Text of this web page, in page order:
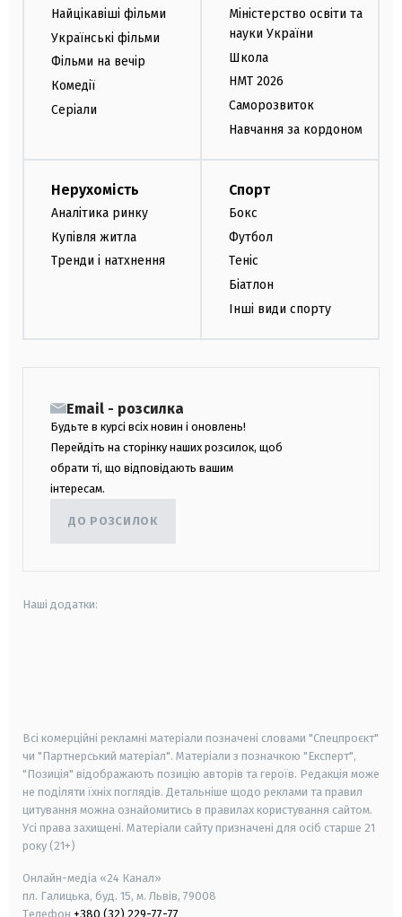
Найцікавіші фільми
Українські фільми
Фільми на вечір
Комедії
Серіали
Міністерство освіти та
науки України
Школа
НМТ 2026
Саморозвиток
Навчання за кордоном
Нерухомість
Аналітика ринку
Купівля житла
Тренди і натхнення
Спорт
Бокс
Футбол
Теніс
Біатлон
Інші види спорту
Email - розсилка
Будьте в курсі всіх новин і оновлень!
Перейдіть на сторінку наших розсилок, щоб
обрати ті, що відповідають вашим
інтересам.
ДО РОЗСИЛОК
Наші додатки:
Всі комерційні рекламні матеріали позначені словами "Спецпроєкт"
чи "Партнерський матеріал". Матеріали з позначкою "Експерт",
"Позиція" відображають позицію авторів та героїв. Редакція може
не поділяти їхніх поглядів. Детальніше щодо реклами та правил
цитування можна ознайомитись в правилах користування сайтом.
Усі права захищені. Матеріали сайту призначені для осіб старше 21
року (21+)
Онлайн-медіа «24 Канал»
пл. Галицька, буд. 15, м. Львів, 79008
Телефон +380 (32) 229-77-77